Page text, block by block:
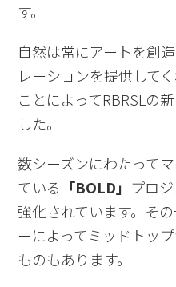
す。
自然は常にアートを創
レーションを提供して
ことによってRBRSLの
した。
数シーズンにわたって
ている 「BOLD」 プロ
強化されています。そ
ーによってミッドトッ
ものもあります。